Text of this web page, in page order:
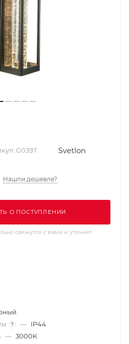
G0397 Svetlon
Нашли дешевле?
О ПОСТУПЛЕНИИ
свяжутся с вами и уточнят
? — IP44
— 3000K